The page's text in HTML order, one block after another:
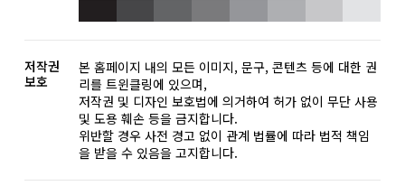
저작권
보호
본 홈페이지 내의 모든 이미지, 문구, 콘텐츠 등에 대한 권
리를 트윈클링에 있으며,
저작권 및 디자인 보호법에 의거하여 허가 없이 무단 사용
및 도용 훼손 등을 금지합니다.
위반할 경우 사전 경고 없이 관계 법률에 따라 법적 책임
을 받을 수 있음을 고지합니다.